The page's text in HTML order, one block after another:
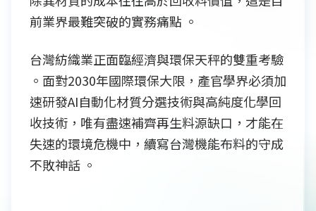
前業界最難突破的實務痛點 。
台灣紡織業正面臨經濟與環保天秤的雙重考驗
。面對2030年國際環保大限，產官學界必須加
速研發AI自動化材質分選技術與高純度化學回
收技術，唯有盡速補齊再生料源缺口，才能在
失速的環境危機中，續寫台灣機能布料的守成
不敗神話 。